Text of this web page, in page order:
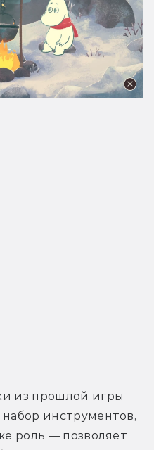
из прошлой игры
инструментов,
роль — позволяет